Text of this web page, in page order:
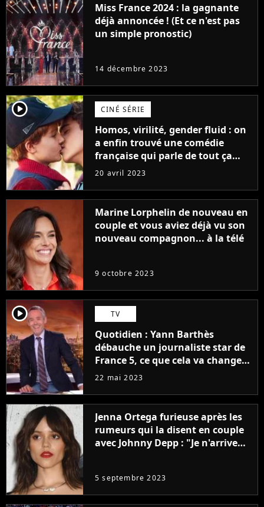
Miss France 2024 : la gagnante
déjà annoncée ! (Et ce n'est pas
un simple pronostic)
14 décembre 2023
player2 CINÉ SÉRIE
Homos, virilité, gender fluid : on
a enfin trouvé une comédie
française qui parle de tout ça
sans être super ringarde
20 avril 2023
Marine Lorphelin de nouveau en
couple et vous aviez déjà vu son
nouveau compagnon... à la télé
9 octobre 2023
player2 TV
Quotidien : Yann Barthès
débauche un journaliste star de
France 5, ce que cela va changer
à la rentrée
22 mai 2023
Jenna Ortega furieuse après les
rumeurs qui la disent en couple
avec Johnny Depp : "Je n'arrive
5 septembre 2023